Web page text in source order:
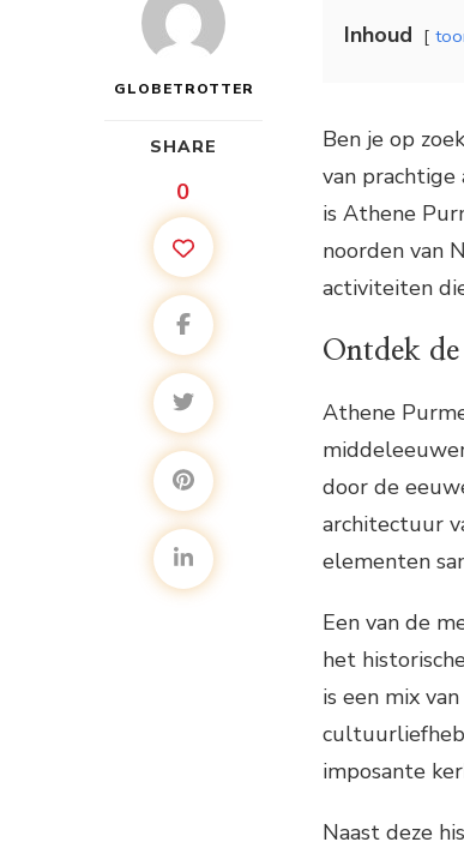
GLOBETROTTER
SHARE
0
Inhoud
Ben je op
van prachtige
is Athene
noorden van
activiteiten
Ontdek
Athene
door de
architectuur
elementen
Een van de
het
is een mix
imposante
Naast deze